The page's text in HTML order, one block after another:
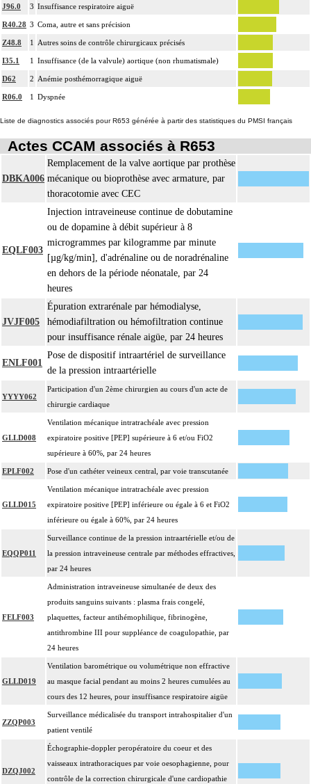
J96.0 3 Insuffisance respiratoire aiguë
R40.28 3 Coma, autre et sans précision
Z48.8 1 Autres soins de contrôle chirurgicaux précisés
I35.1 1 Insuffisance (de la valvule) aortique (non rhumatismale)
D62 2 Anémie posthémorragique aiguë
R06.0 1 Dyspnée
Liste de diagnostics associés pour R653 générée à partir des statistiques du PMSI français
Actes CCAM associés à R653
DBKA006
Remplacement de la valve aortique par prothèse
mécanique ou bioprothèse avec armature, par
thoracotomie avec CEC
EQLF003
Injection intraveineuse continue de dobutamine
ou de dopamine à débit supérieur à 8
microgrammes par kilogramme par minute
[µg/kg/min], d'adrénaline ou de noradrénaline
en dehors de la période néonatale, par 24
heures
JVJF005
Épuration extrarénale par hémodialyse,
hémodiafiltration ou hémofiltration continue
pour insuffisance rénale aigüe, par 24 heures
ENLF001
Pose de dispositif intraartériel de surveillance
de la pression intraartérielle
YYYY062
Participation d'un 2ème chirurgien au cours d'un acte de
chirurgie cardiaque
GLLD008
Ventilation mécanique intratrachéale avec pression
expiratoire positive [PEP] supérieure à 6 et/ou FiO2
supérieure à 60%, par 24 heures
EPLF002 Pose d'un cathéter veineux central, par voie transcutanée
GLLD015
Ventilation mécanique intratrachéale avec pression
expiratoire positive [PEP] inférieure ou égale à 6 et FiO2
inférieure ou égale à 60%, par 24 heures
EQQP011
Surveillance continue de la pression intraartérielle et/ou de
la pression intraveineuse centrale par méthodes effractives,
par 24 heures
FELF003
Administration intraveineuse simultanée de deux des
produits sanguins suivants : plasma frais congelé,
plaquettes, facteur antihémophilique, fibrinogène,
antithrombine III pour suppléance de coagulopathie, par
24 heures
GLLD019
Ventilation barométrique ou volumétrique non effractive
au masque facial pendant au moins 2 heures cumulées au
cours des 12 heures, pour insuffisance respiratoire aigüe
ZZQP003
Surveillance médicalisée du transport intrahospitalier d'un
patient ventilé
DZQJ002
Échographie-doppler peropératoire du coeur et des
vaisseaux intrathoraciques par voie oesophagienne, pour
contrôle de la correction chirurgicale d'une cardiopathie